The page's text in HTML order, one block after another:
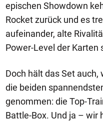
epischen Showdown
Rocket zurück und es
aufeinander, alte
Power-Level der Karten
Doch hält das Set auch,
die beiden
genommen: die Top-
Battle-Box. Und ja – wir